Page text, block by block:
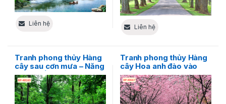
Liên hệ Liên hệ
Tranh phong thủy Hàng
cây sau cơn mưa – Năng
lượng sống được nạp
đầy
Tranh phong thủy Hàng
cây Hoa anh đào vào
ngày xuân độc đáo